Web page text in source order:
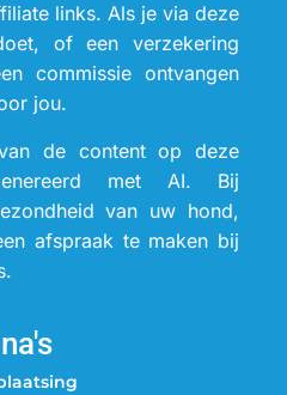
links. Als je via deze
of een verzekering
commissie ontvangen
jou.
de content op deze
met AI. Bij
van uw hond,
afspraak te maken bij